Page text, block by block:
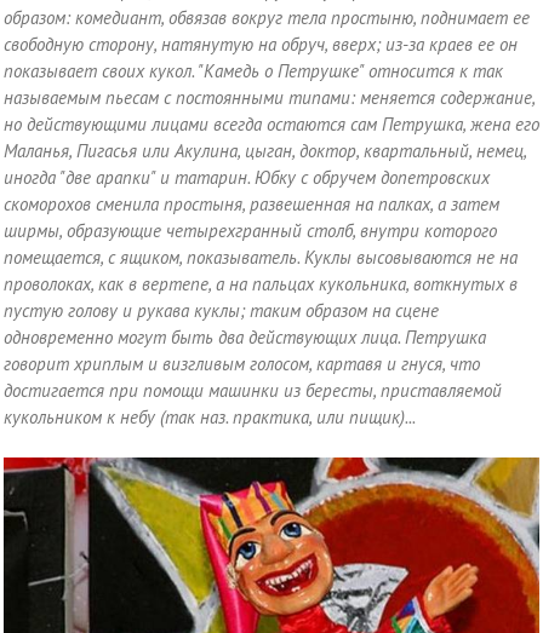
образом: комедиант, обвязав вокруг тела простыню, поднимает ее
свободную сторону, натянутую на обруч, вверх; из-за краев ее он
показывает своих кукол. "Камедь о Петрушке" относится к так
называемым пьесам с постоянными типами: меняется содержание,
но действующими лицами всегда остаются сам Петрушка, жена его
Маланья, Пигасья или Акулина, цыган, доктор, квартальный, немец,
иногда "две арапки" и татарин. Юбку с обручем допетровских
скоморохов сменила простыня, развешенная на палках, а затем
ширмы, образующие четырехгранный столб, внутри которого
помещается, с ящиком, показыватель. Куклы высовываются не на
проволоках, как в вертепе, а на пальцах кукольника, воткнутых в
пустую голову и рукава куклы; таким образом на сцене
одновременно могут быть два действующих лица. Петрушка
говорит хриплым и визгливым голосом, картавя и гнуся, что
достигается при помощи машинки из бересты, приставляемой
кукольником к небу (так наз. практика, или пищик)...